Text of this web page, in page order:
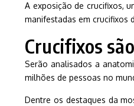
A exposição de crucifixos,
manifestadas em crucifixos
Crucifixos
Serão analisados a
milhões de pessoas no
Dentre os destaques da